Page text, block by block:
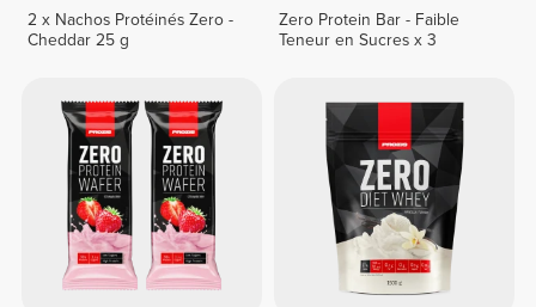
2 x Nachos Protéinés Zero -
Cheddar 25 g
Zero Protein Bar - Faible
Teneur en Sucres x 3